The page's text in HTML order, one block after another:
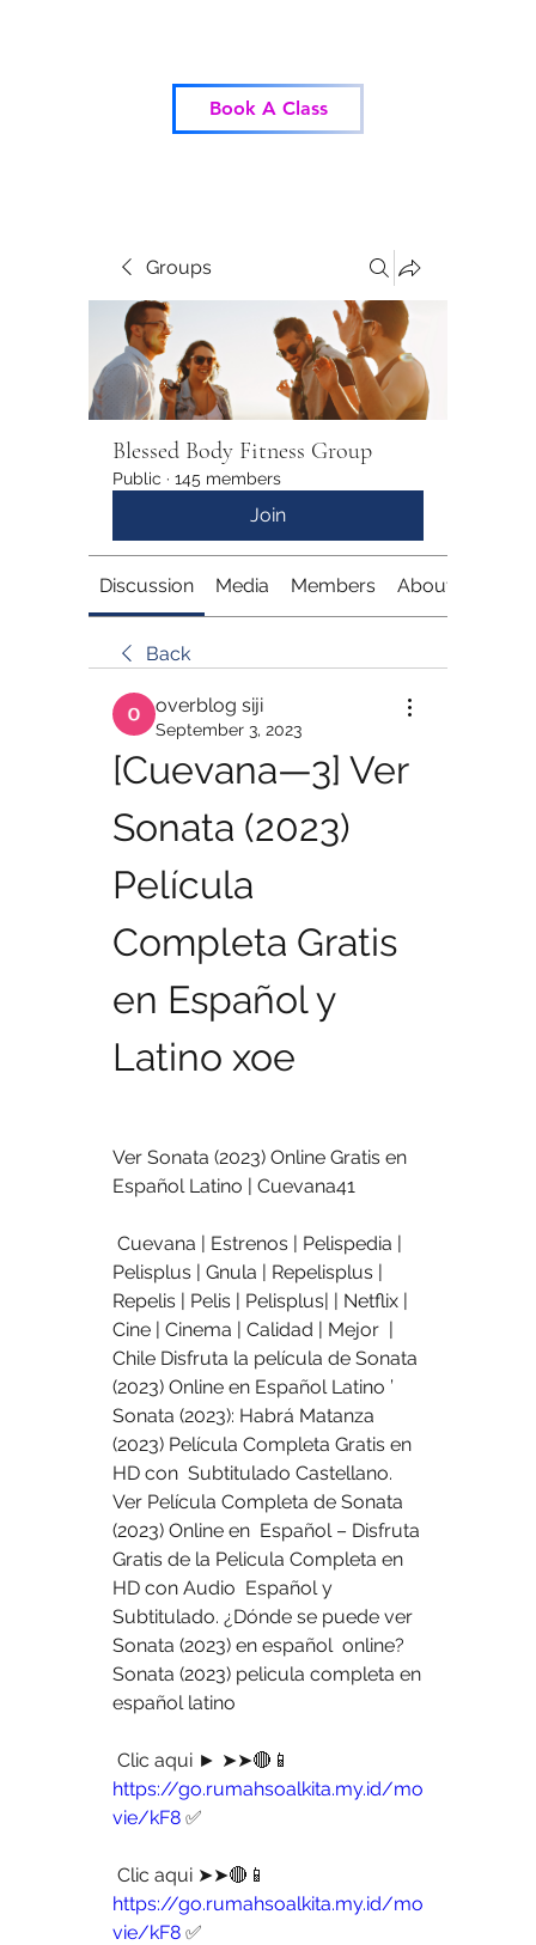
Book A Class
Groups
Blessed Body Fitness Group
Public · 145 members
Join
Discussion Media Members About
Back
overblog siji
September 3, 2023
[Cuevana—3] Ver
Sonata (2023)
Película
Completa Gratis
en Español y
Latino xoe
Ver Sonata (2023) Online Gratis en
Español Latino | Cuevana41
Pelisplus | Gnula | Repelisplus |
Repelis | Pelis | Pelisplus| | Netflix |
Cine | Cinema | Calidad | Mejor  |
Chile Disfruta la película de Sonata
(2023) Online en Español Latino ’
Sonata (2023): Habrá Matanza
(2023) Película Completa Gratis en
HD con  Subtitulado Castellano.
Ver Película Completa de Sonata
(2023) Online en  Español – Disfruta
Gratis de la Pelicula Completa en
HD con Audio  Español y
Subtitulado. ¿Dónde se puede ver
Sonata (2023) en español  online?
Sonata (2023) pelicula completa en
español latino
https://go.rumahsoalkita.my.id/mo
vie/kF8 ✅
https://go.rumahsoalkita.my.id/mo
vie/kF8 ✅